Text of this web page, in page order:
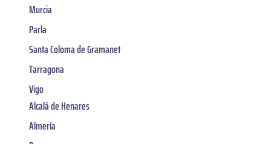
Murcia
Parla
Santa Coloma de Gramanet
Tarragona
Vigo
Alcalá de Henares
Almería